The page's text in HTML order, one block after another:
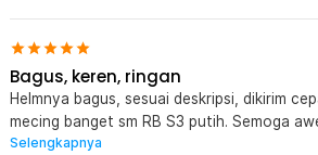
Bagus, keren, ringan
Helmnya bagus, sesuai deskripsi, dikirim
mecing banget sm RB S3 putih. Semoga
skrg harga turun ?
Selengkapnya